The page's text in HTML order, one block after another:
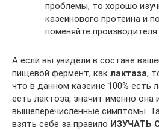
проблемы, то хорошо
казеинового протеина и
поменяйте производителя.
А если вы увидели в составе
пищевой фермент, как лактаза,
что в данном казеине 100% есть
есть лактоза, значит именно она
вышеперечисленные симптомы.
взять себе за правило ИЗУЧАТЬ